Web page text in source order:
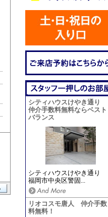
シティハウスけやき通り
仲介手数料無料ならベスト
バランス
シティハウスけやき通り
福岡市中央区警固...
リオコスモ唐人 仲介手数
料無料！